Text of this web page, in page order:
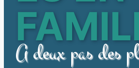
A deux pas des